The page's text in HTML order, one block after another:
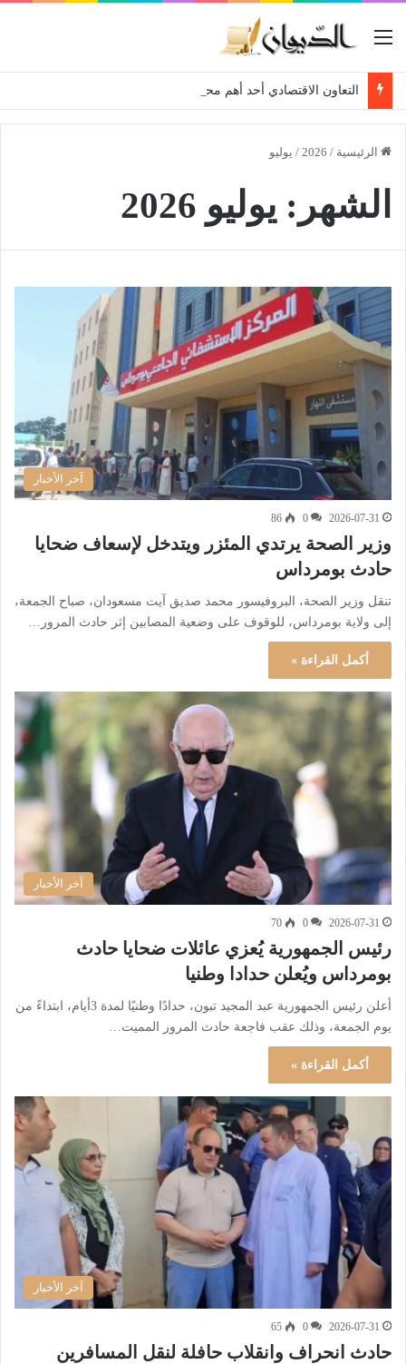
القائمة
الرئيسية /
2026
/ يوليو
الشهر: يوليو 2026
آخر الأخبار
2026-07-31
0
86
وزير الصحة يرتدي المئزر ويتدخل لإسعاف ضحايا
حادث بومرداس
تنقل وزير الصحة، البروفيسور محمد صديق آيت مسعودان، صباح الجمعة،
إلى ولاية بومرداس، للوقوف على وضعية المصابين إثر حادث المرور…
أكمل القراءة »
آخر الأخبار
2026-07-31
0
70
رئيس الجمهورية يُعزي عائلات ضحايا حادث
بومرداس ويُعلن حدادا وطنيا
أعلن رئيس الجمهورية عبد المجيد تبون، حدادًا وطنيًا لمدة 3أيام، ابتداءً من
يوم الجمعة، وذلك عقب فاجعة حادث المرور المميت…
أكمل القراءة »
آخر الأخبار
2026-07-31
0
65
حادث انحراف وانقلاب حافلة لنقل المسافرين